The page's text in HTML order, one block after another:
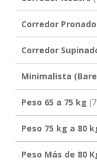
Corredor
Corredor
Minimalista
Peso 65 a 75 kg
Peso 75 kg a 80
Peso Más de 80